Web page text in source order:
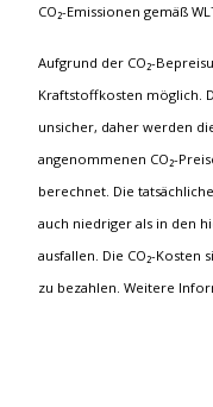
CO₂-Emissionen gemäß
Aufgrund der CO₂-
Kraftstoffkosten möglich.
unsicher, daher werden
angenommenen CO₂-
berechnet. Die
auch niedriger als in den
ausfallen. Die CO₂-
zu bezahlen. Weitere